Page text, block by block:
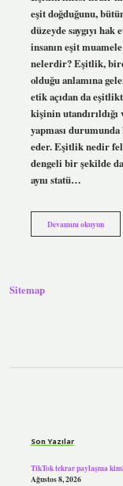
eşit doğduğunu,
düzeyde saygıyı
insanın eşit
nelerdir? Eşitlik,
olduğu anlamına
etik açıdan da
kişinin
yapması
eder. Eşitlik nedir
dengeli bir şekilde
aynı statü…
Devamını okuyunEşitlik
Ve
Sitemap
Son Yazılar
TikTok tekrar paylaşma
Ağustos 8, 2026